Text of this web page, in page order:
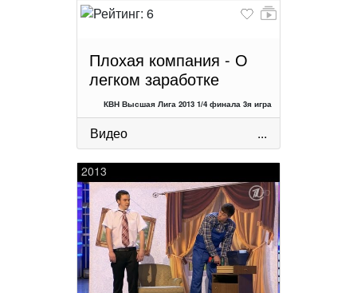
Плохая компания - О
легком заработке
КВН Высшая Лига 2013 1/4 финала 3я игра
Видео ...
2013